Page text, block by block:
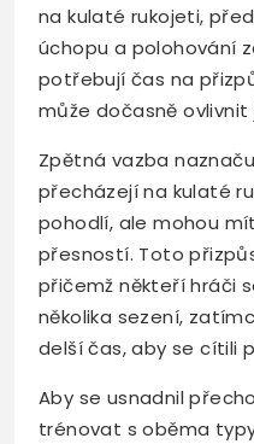
na kulaté rukojeti,
úchopu a polohování
potřebují čas na
může dočasně ovlivnit
Zpětná vazba
přecházejí na kulaté
pohodlí, ale mohou
přesností. Toto
přičemž někteří hráči
několika sezení,
delší čas, aby se cítili
Aby se usnadnil
trénovat s oběma